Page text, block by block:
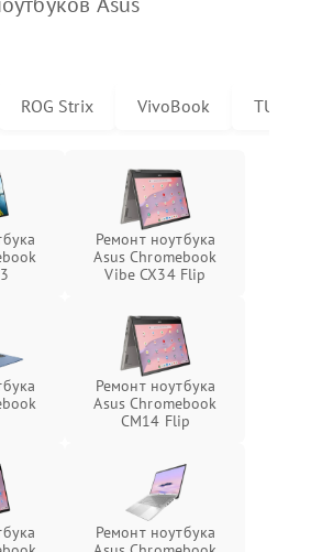
ROG Strix VivoBook TUF
Ремонт ноутбука
Asus Chromebook
Vibe CX34 Flip
Ремонт ноутбука
Asus Chromebook
CM14 Flip
Ремонт ноутбука